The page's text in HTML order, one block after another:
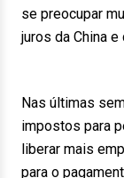
se preocupar
juros da China e
Nas últimas
impostos para
liberar mais
para o